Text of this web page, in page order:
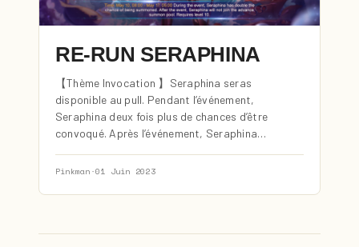
RE-RUN SERAPHINA
【Thème Invocation 】Seraphina seras
disponible au pull. Pendant l’événement,
Seraphina deux fois plus de chances d’être
convoqué. Après l’événement, Seraphina…
Pinkman ·01 Juin 2023